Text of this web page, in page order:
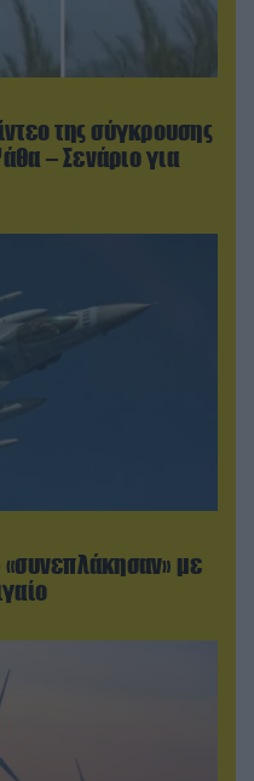
της σύγκρουσης
– Σενάριο για
με